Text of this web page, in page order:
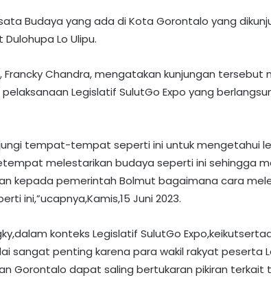
Budaya yang ada di Kota Gorontalo yang
Lo Ulipu.
Francky Chandra, mengatakan kunjungan
Legislatif SulutGo Expo yang
tempat-tempat seperti ini untuk mengetahui
melestarikan budaya seperti ini sehingga
kepada pemerintah Bolmut bagaimana cara
ini,”ucapnya,Kamis,15 Juni 2023.
konteks Legislatif SulutGo
sangat penting karena para wakil rakyat peserta
Gorontalo dapat saling bertukaran pikiran